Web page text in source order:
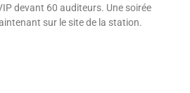
devant 60 auditeurs. Une soirée
sur le site de la station.